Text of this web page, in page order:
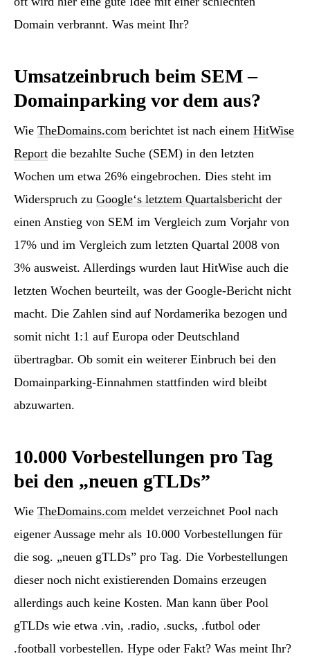
Domain verbrannt. Was meint Ihr?
Umsatzeinbruch beim SEM –
Domainparking vor dem aus?
Wie TheDomains.com berichtet ist nach einem HitWise
Report die bezahlte Suche (SEM) in den letzten
Wochen um etwa 26% eingebrochen. Dies steht im
Widerspruch zu Google‘s letztem Quartalsbericht der
einen Anstieg von SEM im Vergleich zum Vorjahr von
17% und im Vergleich zum letzten Quartal 2008 von
3% ausweist. Allerdings wurden laut HitWise auch die
letzten Wochen beurteilt, was der Google-Bericht nicht
macht. Die Zahlen sind auf Nordamerika bezogen und
somit nicht 1:1 auf Europa oder Deutschland
übertragbar. Ob somit ein weiterer Einbruch bei den
Domainparking-Einnahmen stattfinden wird bleibt
abzuwarten.
10.000 Vorbestellungen pro Tag
bei den „neuen gTLDs”
Wie TheDomains.com meldet verzeichnet Pool nach
eigener Aussage mehr als 10.000 Vorbestellungen für
die sog. „neuen gTLDs” pro Tag. Die Vorbestellungen
dieser noch nicht existierenden Domains erzeugen
allerdings auch keine Kosten. Man kann über Pool
gTLDs wie etwa .vin, .radio, .sucks, .futbol oder
.football vorbestellen. Hype oder Fakt? Was meint Ihr?